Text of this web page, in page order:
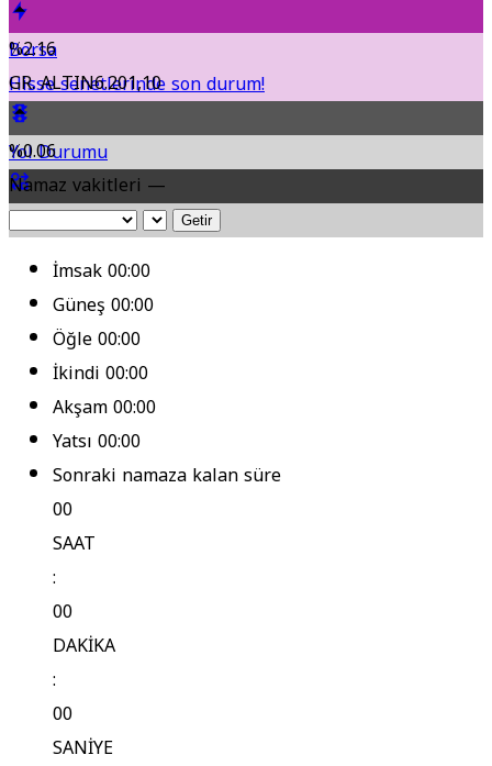
Borsa
Hisse senetlerinde son durum!
Yol Durumu
Fikstür
%2.16
GR. ALTIN6.201,10
%0.06
Namaz vakitleri —
Getir
İmsak00:00
Güneş00:00
Öğle00:00
İkindi00:00
Akşam00:00
Yatsı00:00
Sonraki namaza kalan süre
00
SAAT
:
00
DAKİKA
:
00
SANİYE